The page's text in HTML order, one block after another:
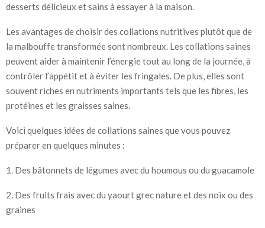
desserts délicieux et sains à essayer à la maison.
Les avantages de choisir des collations nutritives plutôt que de
la malbouffe transformée sont nombreux. Les collations saines
peuvent aider à maintenir l’énergie tout au long de la journée, à
contrôler l’appétit et à éviter les fringales. De plus, elles sont
souvent riches en nutriments importants tels que les fibres, les
protéines et les graisses saines.
Voici quelques idées de collations saines que vous pouvez
préparer en quelques minutes :
1. Des bâtonnets de légumes avec du houmous ou du guacamole
2. Des fruits frais avec du yaourt grec nature et des noix ou des
graines